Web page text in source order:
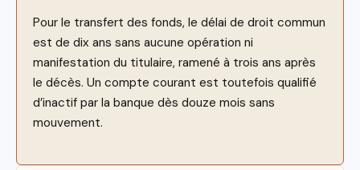
Pour le transfert des fonds, le délai de droit commun
est de dix ans sans aucune opération ni
manifestation du titulaire, ramené à trois ans après
le décès. Un compte courant est toutefois qualifié
d’inactif par la banque dès douze mois sans
mouvement.